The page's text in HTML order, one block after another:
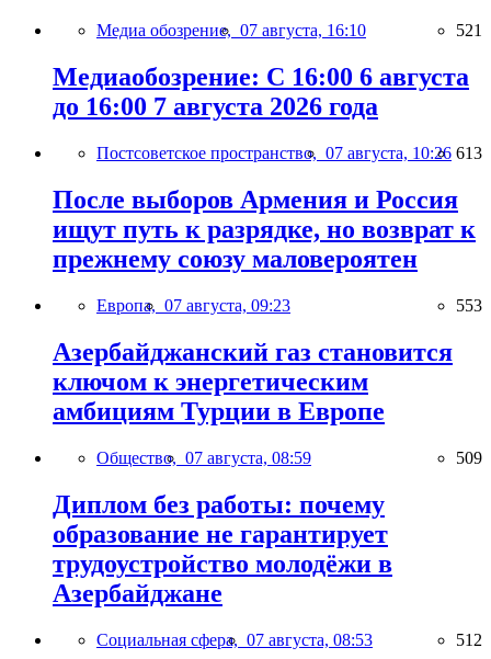
Медиа обозрение, 07 августа, 16:10 521
Медиаобозрение: С 16:00 6 августа
до 16:00 7 августа 2026 года
Постсоветское пространство, 07 августа, 10:26 613
После выборов Армения и Россия
ищут путь к разрядке, но возврат к
прежнему союзу маловероятен
Европа, 07 августа, 09:23 553
Азербайджанский газ становится
ключом к энергетическим
амбициям Турции в Европе
Общество, 07 августа, 08:59 509
Диплом без работы: почему
образование не гарантирует
трудоустройство молодёжи в
Азербайджане
Социальная сфера, 07 августа, 08:53 512